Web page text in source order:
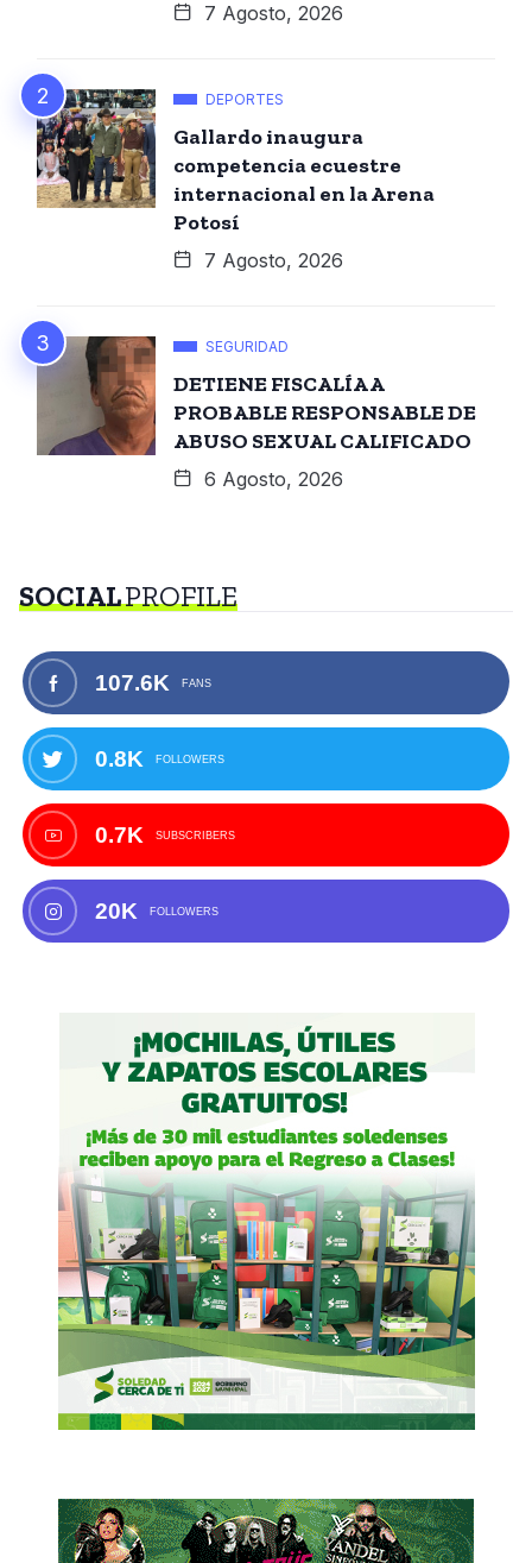
7 Agosto, 2026
DEPORTES
Gallardo inaugura
competencia ecuestre
internacional en la Arena
Potosí
7 Agosto, 2026
SEGURIDAD
DETIENE FISCALÍA A
PROBABLE RESPONSABLE DE
ABUSO SEXUAL CALIFICADO
6 Agosto, 2026
SOCIALPROFILE
107.6K FANS
0.8K FOLLOWERS
0.7K SUBSCRIBERS
20K FOLLOWERS